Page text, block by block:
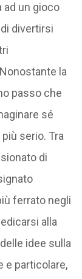
ad un gioco
divertirsi
la
passo che
sé
serio. Tra
di
ferrato negli
alla
idee sulla
e particolare,